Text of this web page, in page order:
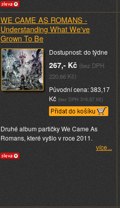
WE CAME AS ROMANS -
Understanding What We've
Grown To Be
Dostupnost: do týdne
267,- Kč (bez DPH
220,66 Kč)
Původní cena: 383,17
Kč (bez DPH 316,67 Kč)
Druhé album partičky We Came As
Romans, které vyšlo v roce 2011.
více...